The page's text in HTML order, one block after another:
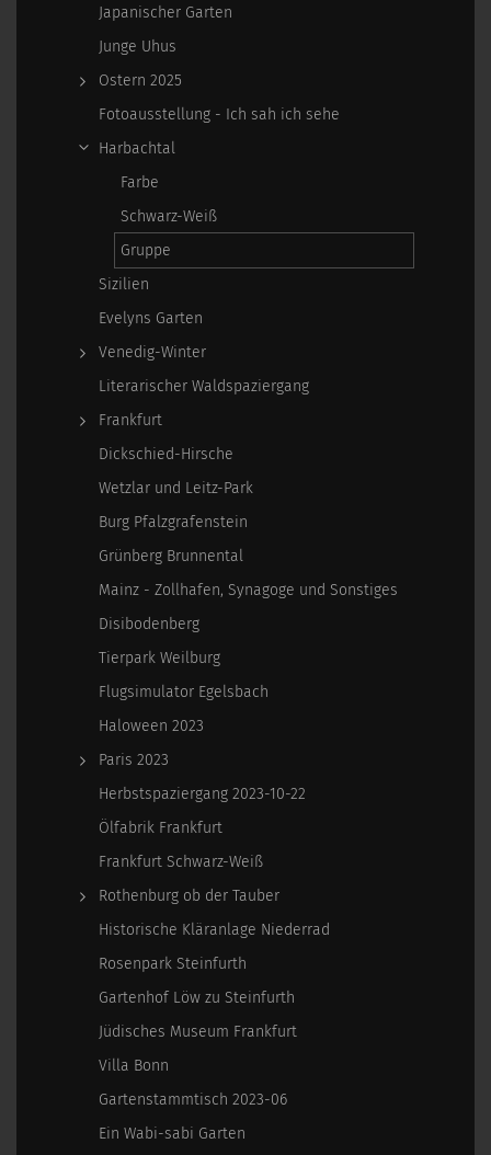
Japanischer Garten
Junge Uhus
Ostern 2025
Fotoausstellung - Ich sah ich sehe
Harbachtal
Farbe
Schwarz-Weiß
Gruppe
Sizilien
Evelyns Garten
Venedig-Winter
Literarischer Waldspaziergang
Frankfurt
Dickschied-Hirsche
Wetzlar und Leitz-Park
Burg Pfalzgrafenstein
Grünberg Brunnental
Mainz - Zollhafen, Synagoge und Sonstiges
Disibodenberg
Tierpark Weilburg
Flugsimulator Egelsbach
Haloween 2023
Paris 2023
Herbstspaziergang 2023-10-22
Ölfabrik Frankfurt
Frankfurt Schwarz-Weiß
Rothenburg ob der Tauber
Historische Kläranlage Niederrad
Rosenpark Steinfurth
Gartenhof Löw zu Steinfurth
Jüdisches Museum Frankfurt
Villa Bonn
Gartenstammtisch 2023-06
Ein Wabi-sabi Garten